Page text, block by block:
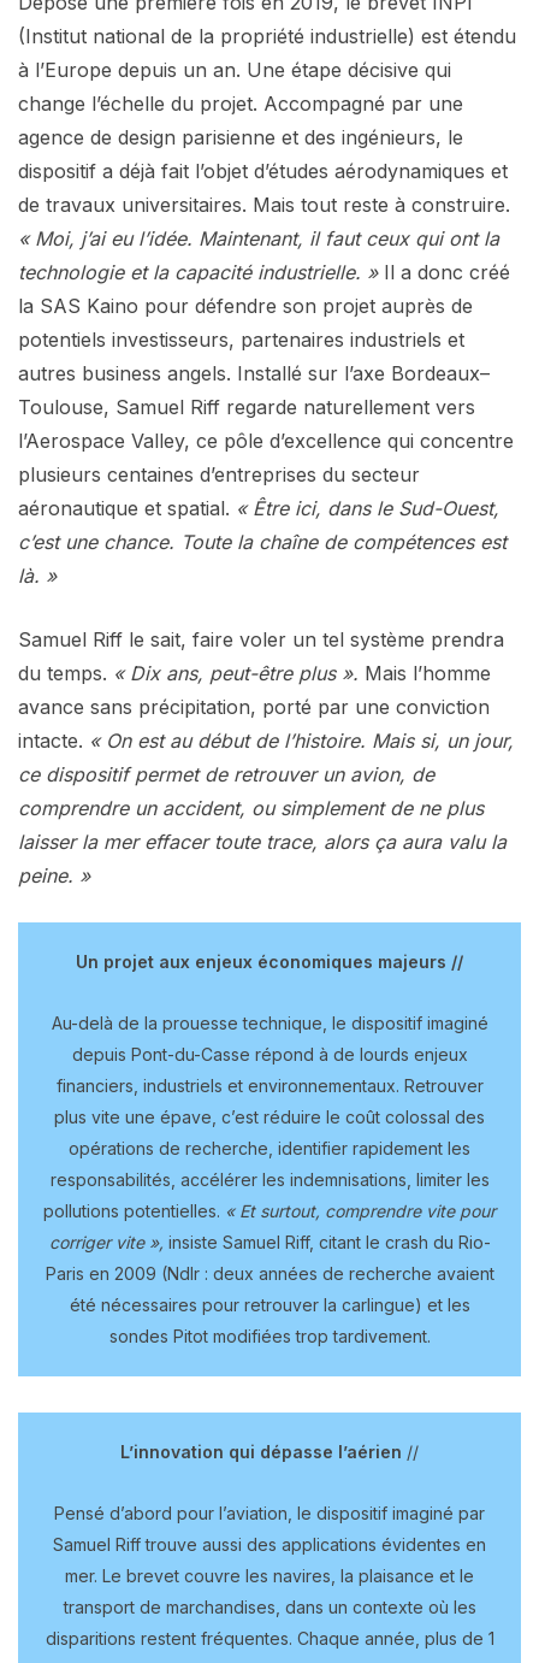
(Institut national de la propriété industrielle) est étendu
à l’Europe depuis un an. Une étape décisive qui
change l’échelle du projet. Accompagné par une
agence de design parisienne et des ingénieurs, le
dispositif a déjà fait l’objet d’études aérodynamiques et
de travaux universitaires. Mais tout reste à construire.
« Moi, j’ai eu l’idée. Maintenant, il faut ceux qui ont la
technologie et la capacité industrielle. » Il a donc créé
la SAS Kaino pour défendre son projet auprès de
potentiels investisseurs, partenaires industriels et
autres business angels. Installé sur l’axe Bordeaux–
Toulouse, Samuel Riff regarde naturellement vers
l’Aerospace Valley, ce pôle d’excellence qui concentre
plusieurs centaines d’entreprises du secteur
aéronautique et spatial. « Être ici, dans le Sud-Ouest,
c’est une chance. Toute la chaîne de compétences est
là. »
Samuel Riff le sait, faire voler un tel système prendra
du temps. « Dix ans, peut-être plus ». Mais l’homme
avance sans précipitation, porté par une conviction
intacte. « On est au début de l’histoire. Mais si, un jour,
ce dispositif permet de retrouver un avion, de
comprendre un accident, ou simplement de ne plus
laisser la mer effacer toute trace, alors ça aura valu la
peine. »
Un projet aux enjeux économiques majeurs //
Au-delà de la prouesse technique, le dispositif imaginé
depuis Pont-du-Casse répond à de lourds enjeux
financiers, industriels et environnementaux. Retrouver
plus vite une épave, c’est réduire le coût colossal des
opérations de recherche, identifier rapidement les
responsabilités, accélérer les indemnisations, limiter les
pollutions potentielles. « Et surtout, comprendre vite pour
corriger vite », insiste Samuel Riff, citant le crash du Rio-
Paris en 2009 (Ndlr : deux années de recherche avaient
été nécessaires pour retrouver la carlingue) et les
sondes Pitot modifiées trop tardivement.
L’innovation qui dépasse l’aérien //
Pensé d’abord pour l’aviation, le dispositif imaginé par
Samuel Riff trouve aussi des applications évidentes en
mer. Le brevet couvre les navires, la plaisance et le
transport de marchandises, dans un contexte où les
disparitions restent fréquentes. Chaque année, plus de 1